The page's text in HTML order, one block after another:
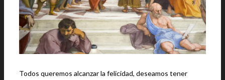
Todos queremos alcanzar la felicidad, deseamos tener